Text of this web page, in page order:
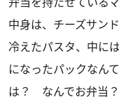
中身は、チーズサン
冷えたパスタ、中に
になったパックなん
は？ なんでお弁当？